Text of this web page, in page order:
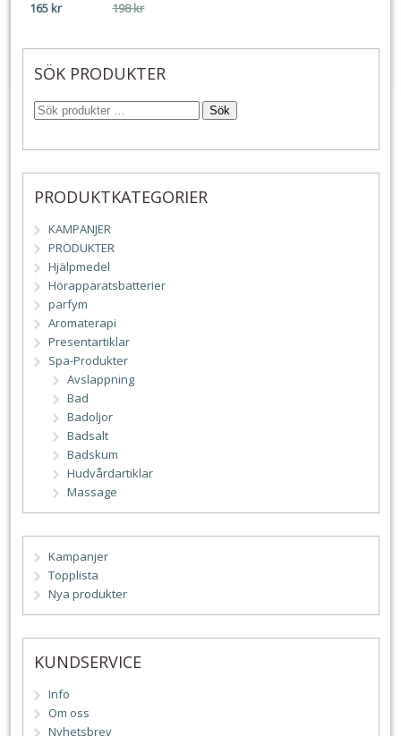
198krDet
priset
198 kr.
165 kr
Det
priset
165 kr.
SÖK PRODUKTER
Sök
PRODUKTKATEGORIER
KAMPANJER
PRODUKTER
Hjälpmedel
Hörapparatsbatterier
parfym
Aromaterapi
Presentartiklar
Spa-Produkter
Avslappning
Bad
Badoljor
Badsalt
Badskum
Hudvårdartiklar
Massage
Kampanjer
Topplista
Nya produkter
KUNDSERVICE
Info
Om oss
Nyhetsbrev